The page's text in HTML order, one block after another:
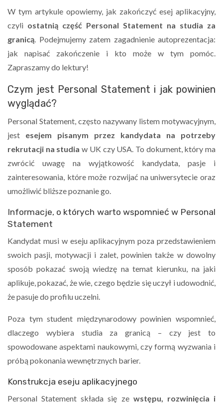
W tym artykule opowiemy, jak zakończyć esej aplikacyjny,
czyli ostatnią część Personal Statement na studia za
granicą . Podejmujemy zatem zagadnienie autoprezentacja:
jak napisać zakończenie i kto może w tym pomóc.
Zapraszamy do lektury!
Czym jest Personal Statement i jak powinien
wyglądać?
Personal Statement, często nazywany listem motywacyjnym,
jest esejem pisanym przez kandydata na potrzeby
rekrutacji na studiaw UK czy USA. To dokument, który ma
zwrócić uwagę na wyjątkowość kandydata, pasje i
zainteresowania, które może rozwijać na uniwersytecie oraz
umożliwić bliższe poznanie go.
Informacje, o których warto wspomnieć w Personal
Statement
Kandydat musi w eseju aplikacyjnym poza przedstawieniem
swoich pasji, motywacji i zalet, powinien także w dowolny
sposób pokazać swoją wiedzę na temat kierunku, na jaki
aplikuje, pokazać, że wie, czego będzie się uczył i udowodnić,
że pasuje do profilu uczelni.
Poza tym student międzynarodowy powinien wspomnieć,
dlaczego wybiera studia za granicą – czy jest to
spowodowane aspektami naukowymi, czy formą wyzwania i
próbą pokonania wewnętrznych barier.
Konstrukcja eseju aplikacyjnego
Personal Statement składa się zewstępu, rozwinięcia i